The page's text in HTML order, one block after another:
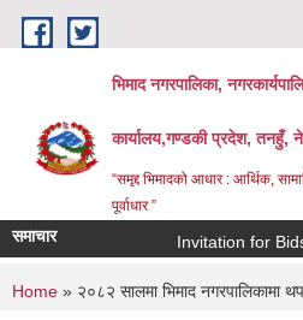
Skip to main content
भिमाद नगरपालिका,
कार्यालय,गण्डकी प्रदेश, तनहुँ,
“समृद्द भिमादको आधार : आर्थिक,
पूर्वाधार ”
समाचार
You are here
Home » २०८२ सालमा भिमाद नगरपालिकामा थप